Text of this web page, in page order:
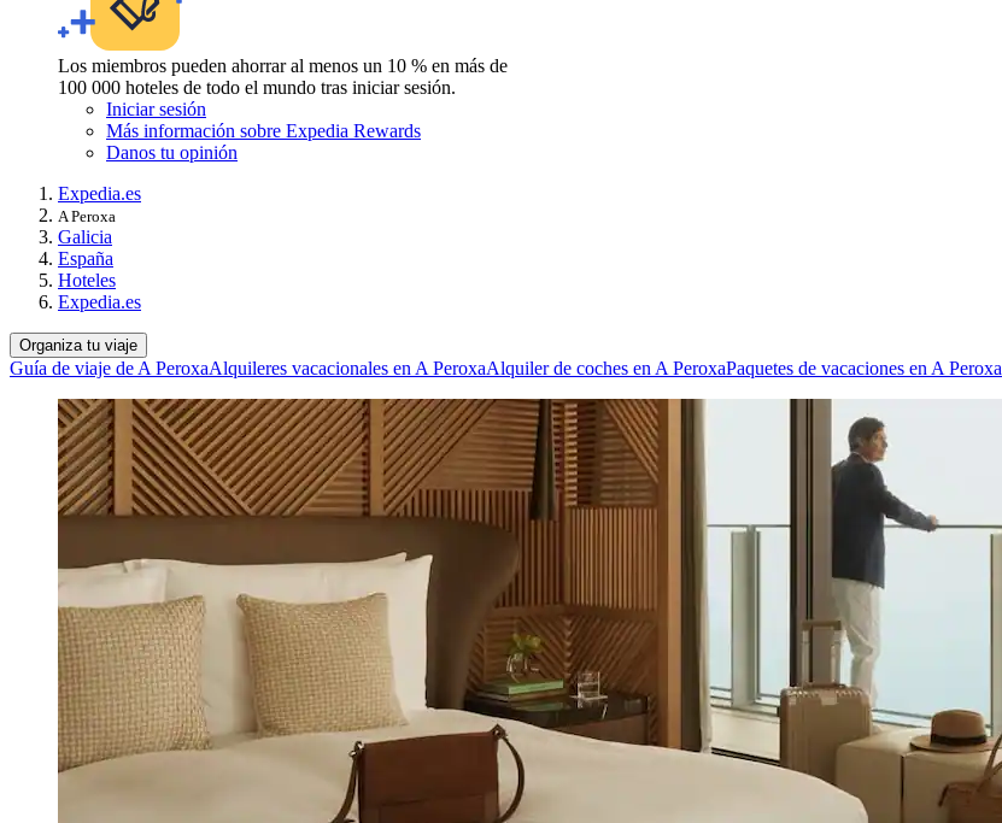
Los miembros pueden ahorrar al menos un 10 % en más de
100 000 hoteles de todo el mundo tras iniciar sesión.
Iniciar sesión
Más información sobre Expedia Rewards
Danos tu opinión
Expedia.es
A Peroxa
Galicia
España
Hoteles
Expedia.es
Organiza tu viaje
Guía de viaje de A PeroxaAlquileres vacacionales en A PeroxaAlquiler de coches en A PeroxaPaquetes de vacaciones en A Peroxa